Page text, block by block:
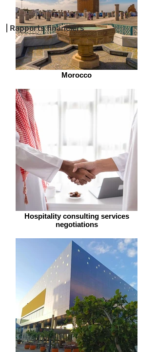
Morocco
Hospitality consulting services
negotiations
| Rapports financiers